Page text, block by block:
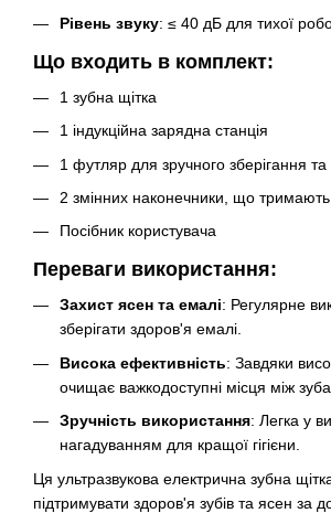
Рівень звуку: ≤ 40 дБ для тихої
Що входить в комплект:
1 зубна щітка
1 індукційна зарядна станція
1 футляр для зручного зберігання
2 змінних наконечники, що тримають
Посібник користувача
Переваги використання:
Захист ясен та емалі: Регулярне
зберігати здоров'я емалі.
Висока ефективність: Завдяки
очищає важкодоступні місця між
Зручність використання: Легка у
нагадуванням для кращої гігієни.
Ця ультразвукова електрична зубна
підтримувати здоров'я зубів та ясен за